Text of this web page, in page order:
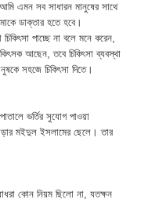
এমন সব সাধারন মানুষের সাথে
ডাক্তার হতে হবে।
পাচ্ছে না বলে মনে করেন,
আছেন, তবে চিকিৎসা ব্যবস্থা
সহজে চিকিৎসা দিতে।
ভর্তির সুযোগ পাওয়া
মইদুল ইসলামের ছেলে। তার
কোন নিয়ম ছিলো না, যতক্ষন